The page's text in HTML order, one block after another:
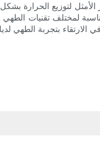
لتوزيع الحرارة
لمختلف تقنيات